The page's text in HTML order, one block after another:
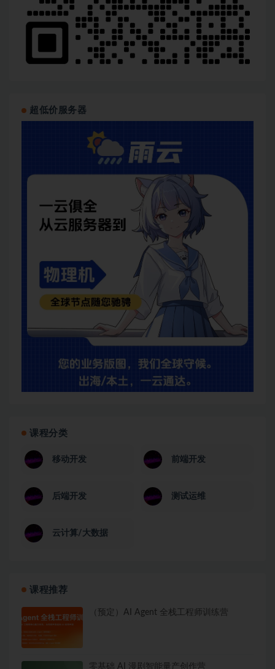
超低价服务器
课程分类
移动开发 前端开发
后端开发 测试运维
云计算/大数据
课程推荐
（预定）AI Agent 全栈工程师训练营
零基础 AI 漫剧智能量产创作营